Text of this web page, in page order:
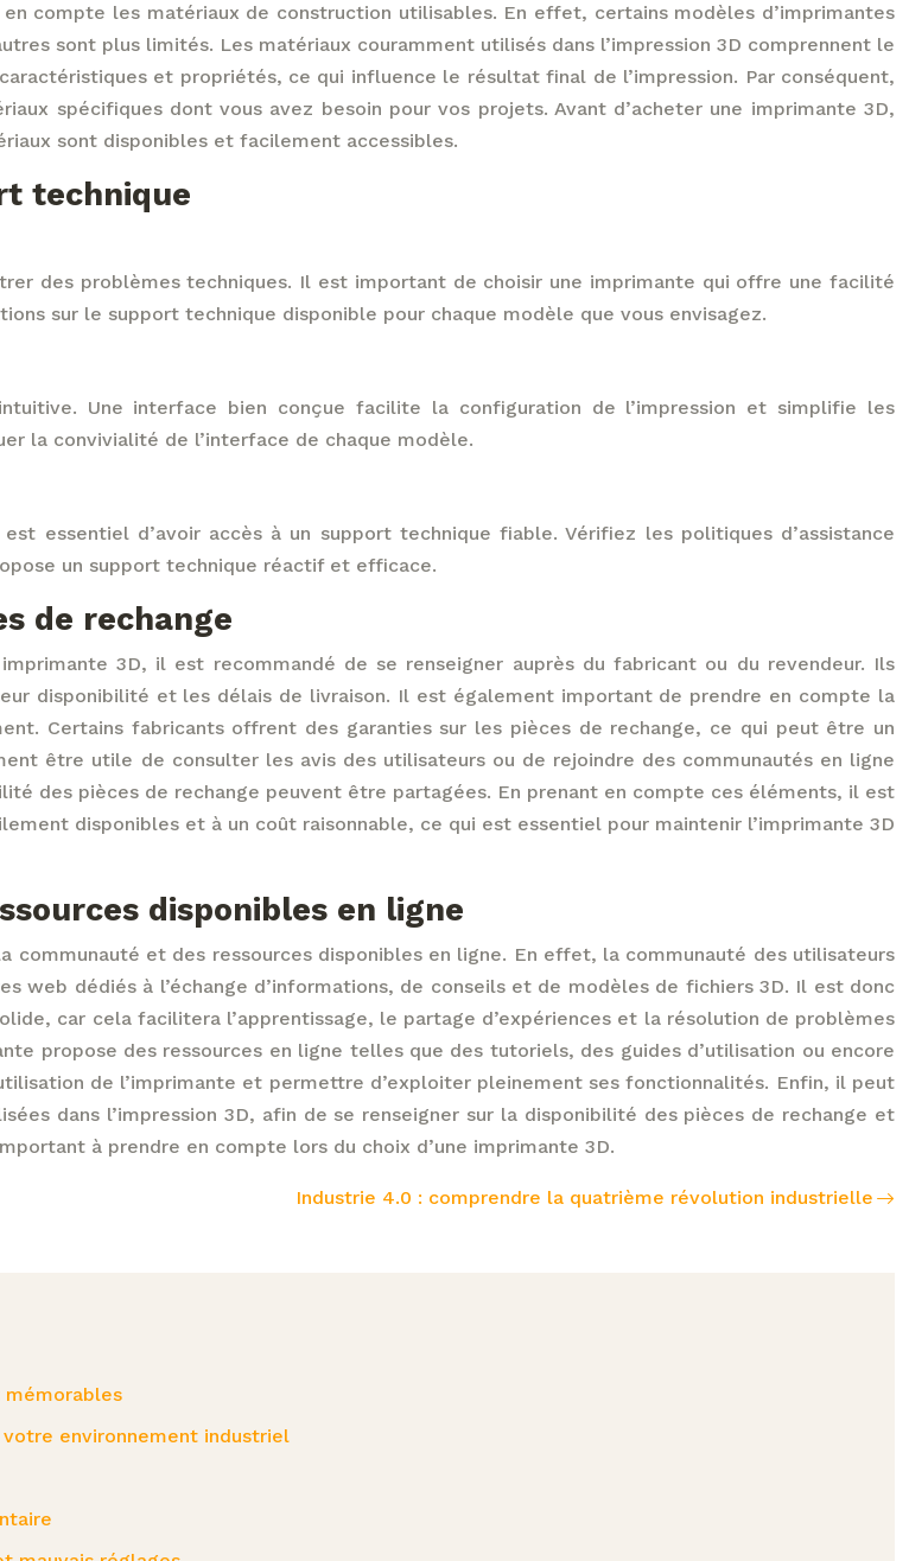
compte les matériaux de construction utilisables. En effet, certains modèles d’imprimantes
sont plus limités. Les matériaux couramment utilisés dans l’impression 3D comprennent le
et propriétés, ce qui influence le résultat final de l’impression. Par conséquent,
spécifiques dont vous avez besoin pour vos projets. Avant d’acheter une imprimante 3D,
sont disponibles et facilement accessibles.
technique
des problèmes techniques. Il est important de choisir une imprimante qui offre une facilité
sur le support technique disponible pour chaque modèle que vous envisagez.
Une interface bien conçue facilite la configuration de l’impression et simplifie les
la convivialité de l’interface de chaque modèle.
essentiel d’avoir accès à un support technique fiable. Vérifiez les politiques d’assistance
un support technique réactif et efficace.
de rechange
3D, il est recommandé de se renseigner auprès du fabricant ou du revendeur. Ils
disponibilité et les délais de livraison. Il est également important de prendre en compte la
Certains fabricants offrent des garanties sur les pièces de rechange, ce qui peut être un
être utile de consulter les avis des utilisateurs ou de rejoindre des communautés en ligne
des pièces de rechange peuvent être partagées. En prenant en compte ces éléments, il est
disponibles et à un coût raisonnable, ce qui est essentiel pour maintenir l’imprimante 3D
disponibles en ligne
et des ressources disponibles en ligne. En effet, la communauté des utilisateurs
web dédiés à l’échange d’informations, de conseils et de modèles de fichiers 3D. Il est donc
car cela facilitera l’apprentissage, le partage d’expériences et la résolution de problèmes
propose des ressources en ligne telles que des tutoriels, des guides d’utilisation ou encore
de l’imprimante et permettre d’exploiter pleinement ses fonctionnalités. Enfin, il peut
dans l’impression 3D, afin de se renseigner sur la disponibilité des pièces de rechange et
à prendre en compte lors du choix d’une imprimante 3D.
Industrie 4.0 : comprendre la quatrième révolution industrielle
mémorables
environnement industriel